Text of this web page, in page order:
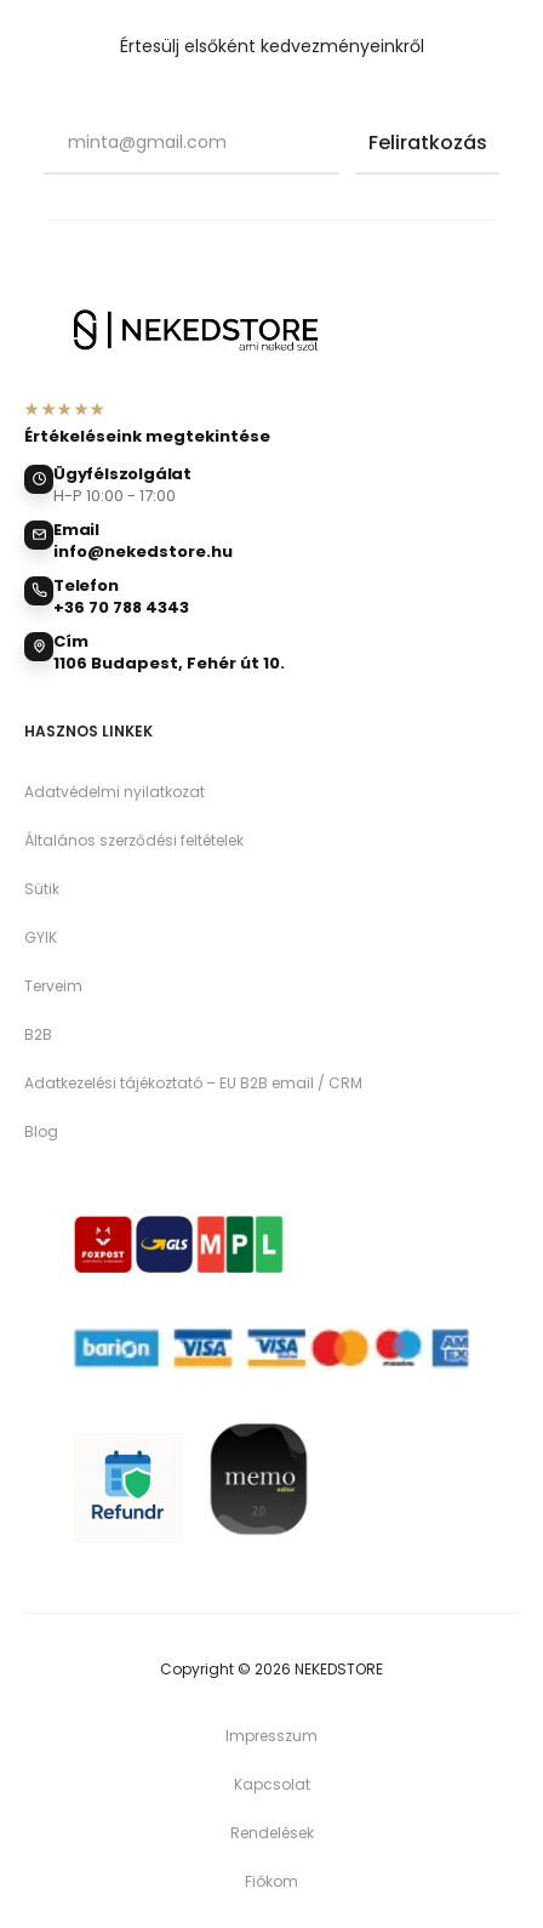
Értesülj elsőként kedvezményeinkről
★★★★★
Értékeléseink megtekintése
Ügyfélszolgálat
H-P 10:00 - 17:00
Email
info@nekedstore.hu
Telefon
+36 70 788 4343
Cím
1106 Budapest, Fehér út 10.
HASZNOS LINKEK
Adatvédelmi nyilatkozat
Általános szerződési feltételek
Sütik
GYIK
Terveim
B2B
Adatkezelési tájékoztató – EU B2B email / CRM
Blog
Copyright © 2026 NEKEDSTORE
Impresszum
Kapcsolat
Rendelések
Fiókom